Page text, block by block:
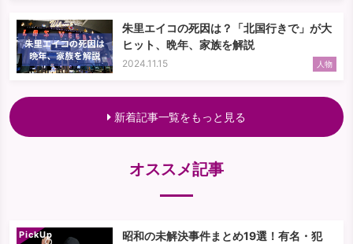
朱里エイコの死因は？「北国行きで」が大
ヒット、晩年、家族を解説
2024.11.15 人物
新着記事一覧をもっと見る
オススメ記事
PickUp
昭和の未解決事件まとめ19選！有名・犯